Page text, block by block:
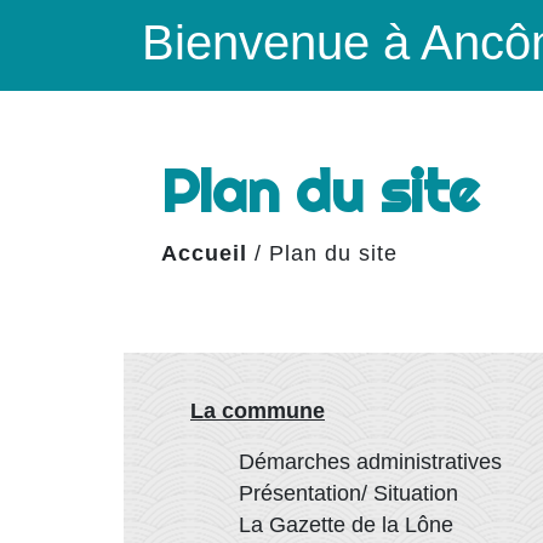
Bienvenue à
Plan du site
Accueil / Plan du site
La commune
Démarches administratives
Présentation/ Situation
La Gazette de la Lône